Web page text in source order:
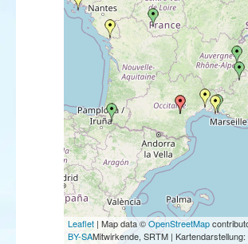
Leaflet | Map data ©OpenStreetMap
BY-SAMitwirkende, SRTM |